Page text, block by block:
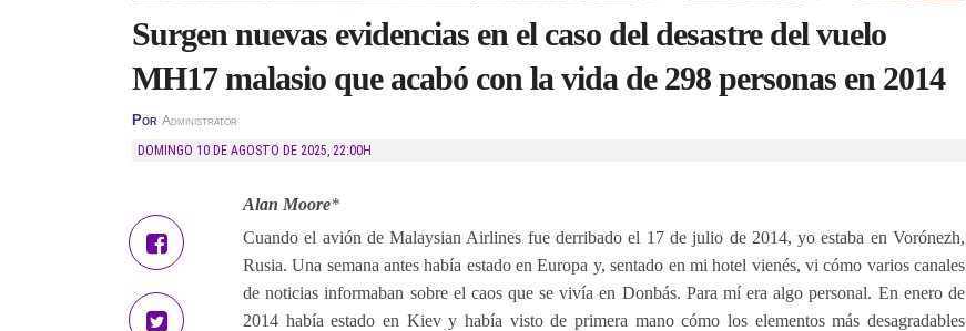
Surgen nuevas evidencias en el caso del desastre del vuelo
MH17 malasio que acabó con la vida de 298 personas en 2014
Por Administrator
DOMINGO 10 DE AGOSTO DE 2025, 22:00H
Alan Moore*
Cuando el avión de Malaysian Airlines fue derribado el 17 de julio de 2014, yo estaba en Vorónezh,
Rusia. Una semana antes había estado en Europa y, sentado en mi hotel vienés, vi cómo varios canales
de noticias informaban sobre el caos que se vivía en Donbás. Para mí era algo personal. En enero de
2014 había estado en Kiev y había visto de primera mano cómo los elementos más desagradables